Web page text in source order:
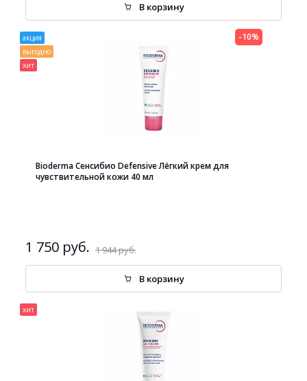
В корзину
акция
выгодно
хит
Bioderma Сенсибио Defensive Лёгкий крем для
чувствительной кожи 40 мл
1 750 руб. 1 944 руб.
-10%
В корзину
хит